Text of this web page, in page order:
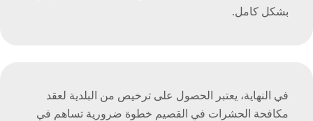
بشكل كامل.
في النهاية، يعتبر الحصول على ترخيص من البلدية لعقد
مكافحة الحشرات في القصيم خطوة ضرورية تساهم في